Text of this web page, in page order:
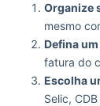
Organize
mesmo
Defina
fatura do
Escolha
Selic,